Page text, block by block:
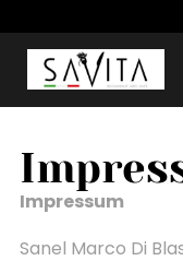
Impressum
Sanel Marco Di